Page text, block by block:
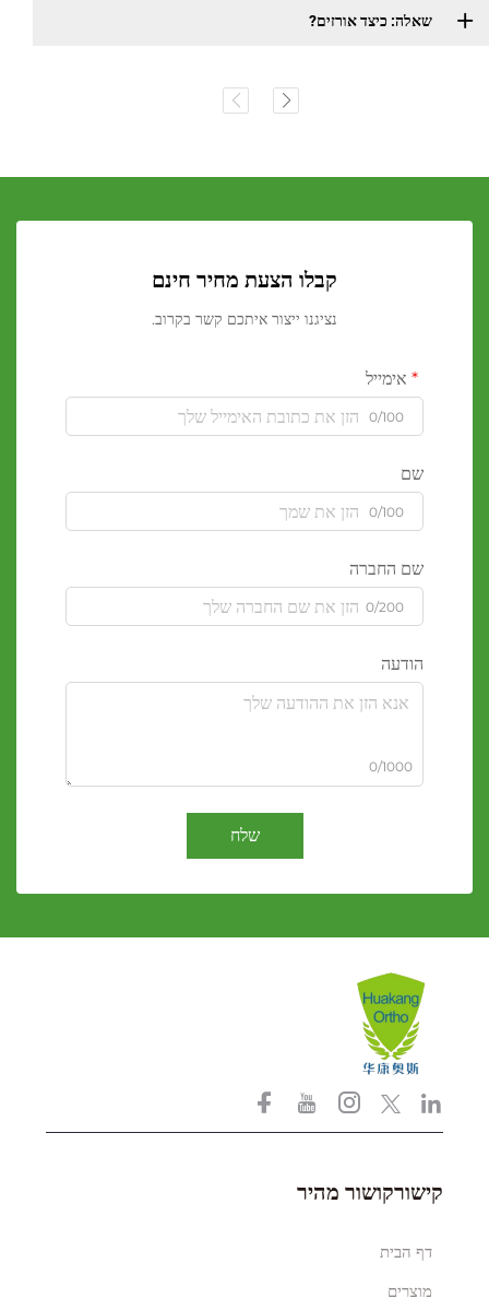
שאלה: כיצד אורזים?
קבלו הצעת מחיר חינם
נציגנו ייצור איתכם קשר בקרוב.
אימייל
0/100
שם
0/100
שם החברה
0/200
הודעה
0/1000
שלח
קישורקושור מהיר
דף הבית
מוצרים